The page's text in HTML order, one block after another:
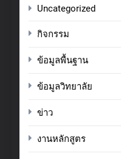
Uncategorized
กิจกรรม
ข้อมูลพื้นฐาน
ข้อมูลวิทยาลัย
ข่าว
งานหลักสูตร